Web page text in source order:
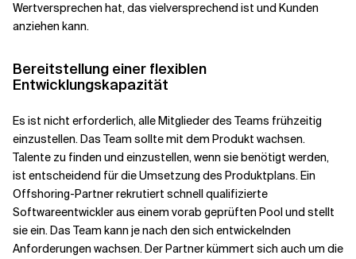
Wertversprechen hat, das vielversprechend ist und Kunden
anziehen kann.
Bereitstellung einer flexiblen
Entwicklungskapazität
Es ist nicht erforderlich, alle Mitglieder des Teams frühzeitig
einzustellen. Das Team sollte mit dem Produkt wachsen.
Talente zu finden und einzustellen, wenn sie benötigt werden,
ist entscheidend für die Umsetzung des Produktplans. Ein
Offshoring-Partner rekrutiert schnell qualifizierte
Softwareentwickler aus einem vorab geprüften Pool und stellt
sie ein. Das Team kann je nach den sich entwickelnden
Anforderungen wachsen. Der Partner kümmert sich auch um die